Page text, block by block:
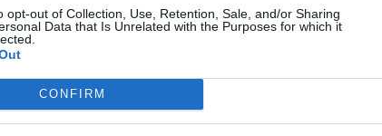
opt-out of Collection, Use, Retention, Sale, and/or Sharing
Data that Is Unrelated with the Purposes for which it
CONFIRM
gestationnel ?
sur des tests simples réalisés durant la
entre la 24e et la 28e semaine
plus tôt si la femme présente des facteurs de